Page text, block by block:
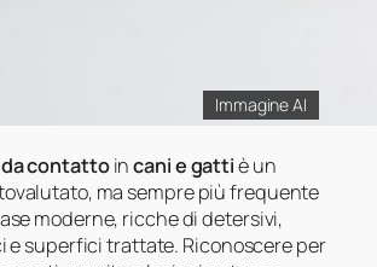
Immagine AI
contattoincani e gattiè un
ma sempre più frequente
moderne, ricche di detersivi,
e superfici trattate. Riconoscere per